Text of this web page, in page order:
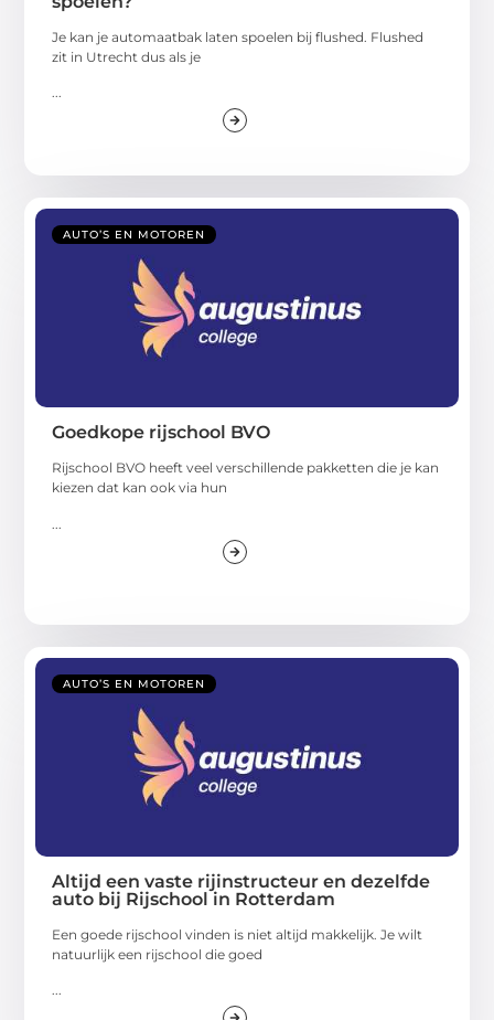
Je kan je automaatbak laten spoelen bij flushed. Flushed
zit in Utrecht dus als je
...
AUTO’S EN MOTOREN
Goedkope rijschool BVO
Rijschool BVO heeft veel verschillende pakketten die je kan
kiezen dat kan ook via hun
AUTO’S EN MOTOREN
Altijd een vaste rijinstructeur en dezelfde
auto bij Rijschool in Rotterdam
Een goede rijschool vinden is niet altijd makkelijk. Je wilt
natuurlijk een rijschool die goed
...